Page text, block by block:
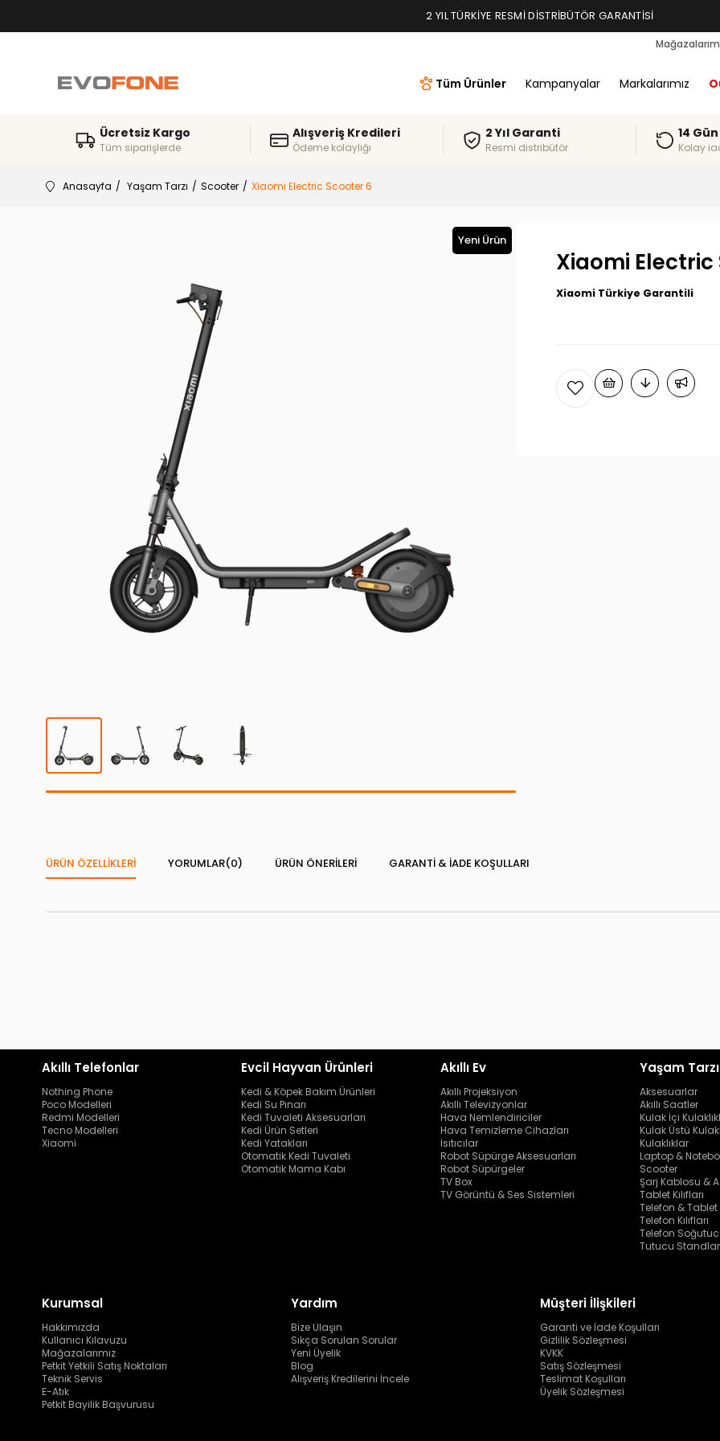
2 YIL TÜRKIYE RESMI DISTRIBÜTÖR GARANTISI
Tüm Ürünler Kampanyalar Markalarımız
Ücretsiz Kargo
Tüm siparişlerde
Alışveriş Kredileri
Ödeme kolaylığı
2 Yıl Garanti
Resmi distribütör
14
Kolay
Anasayfa Yaşam Tarzı Scooter Xiaomi Electric Scooter 6
Yeni Ürün
Xiaomi Electric
Xiaomi Türkiye Garantili
ÜRÜN ÖZELLIKLERI YORUMLAR(0) ÜRÜN ÖNERILERI GARANTI & İADE KOŞULLARI
Akıllı Telefonlar
Nothing Phone
Poco Modelleri
Redmi Modelleri
Tecno Modelleri
Xiaomi
Evcil Hayvan Ürünleri
Kedi & Köpek Bakım Ürünleri
Kedi Su Pınarı
Kedi Tuvaleti Aksesuarları
Kedi Ürün Setleri
Kedi Yatakları
Otomatik Kedi Tuvaleti
Otomatik Mama Kabı
Akıllı Ev
Akıllı Projeksiyon
Akıllı Televizyonlar
Hava Nemlendiriciler
Hava Temizleme Cihazları
Isıtıcılar
Robot Süpürge Aksesuarları
Robot Süpürgeler
TV Box
TV Görüntü & Ses Sistemleri
Yaşam Tarzı
Aksesuarlar
Akıllı Saatler
Kulak İçi
Kulak Üstü
Kulaklıklar
Laptop &
Scooter
Şarj Kablosu &
Tablet Kılıfları
Telefon & Tablet
Telefon Kılıfları
Telefon
Tutucu Standlar
Kurumsal
Hakkımızda
Kullanıcı Kılavuzu
Mağazalarımız
Petkit Yetkili Satış Noktaları
Teknik Servis
E-Atık
Petkit Bayilik Başvurusu
Yardım
Bize Ulaşın
Sıkça Sorulan Sorular
Yeni Üyelik
Blog
Alışveriş Kredilerini İncele
Müşteri İlişkileri
Garanti ve İade Koşulları
Gizlilik Sözleşmesi
KVKK
Satış Sözleşmesi
Teslimat Koşulları
Üyelik Sözleşmesi